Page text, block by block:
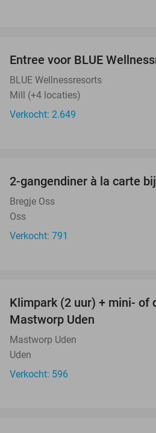
Entree voor BLUE
BLUE Wellnessresorts
Mill (+4 locaties)
Verkocht: 2.649
2-gangendiner à la carte
Bregje Oss
Oss
Verkocht: 791
Klimpark (2 uur) + mini- of
Mastworp Uden
Mastworp Uden
Uden
Verkocht: 596